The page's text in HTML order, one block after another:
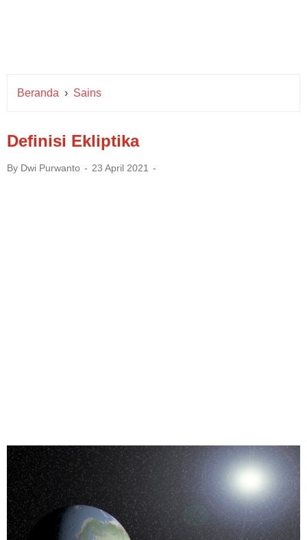
Beranda › Sains
Definisi Ekliptika
By Dwi Purwanto 23 April 2021